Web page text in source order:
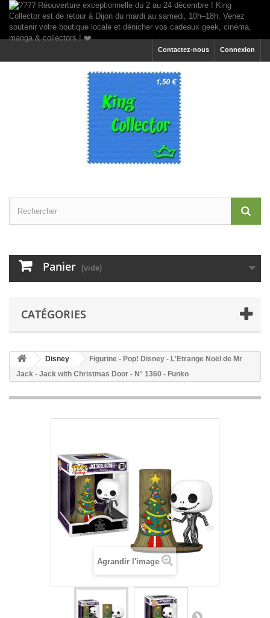
Connexion
Contactez-nous
Panier (vide)
CATÉGORIES
Disney
Figurine - Pop! Disney - L'Etrange Noël de Mr
Jack - Jack with Christmas Door - N° 1360 - Funko
Agrandir l'image